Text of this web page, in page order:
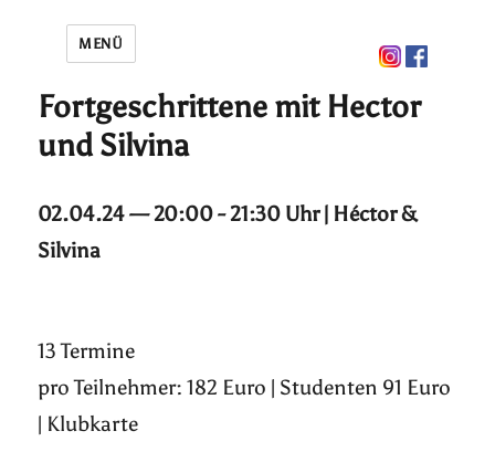
MENÜ
Fortgeschrittene mit Hector
und Silvina
02.04.24 — 20:00 - 21:30 Uhr | Héctor &
Silvina
13 Termine
pro Teilnehmer: 182 Euro | Studenten 91 Euro
| Klubkarte